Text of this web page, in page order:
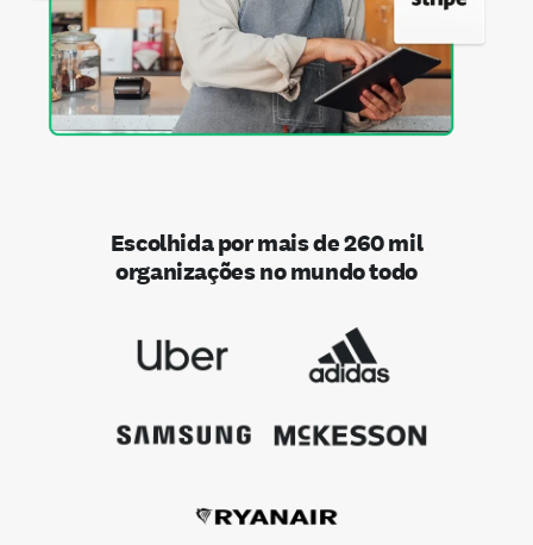
Escolhida por mais de 260 mil
organizações no mundo todo